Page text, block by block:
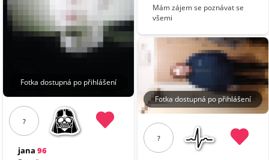
Fotka dostupná po přihlášení
?
jana 96
Mám zájem se poznávat se
všemi
Fotka dostupná po přihlášení
?